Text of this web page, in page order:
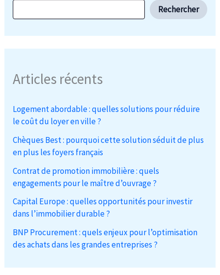
Rechercher
Articles récents
Logement abordable : quelles solutions pour réduire
le coût du loyer en ville ?
Chèques Best : pourquoi cette solution séduit de plus
en plus les foyers français
Contrat de promotion immobilière : quels
engagements pour le maître d’ouvrage ?
Capital Europe : quelles opportunités pour investir
dans l’immobilier durable ?
BNP Procurement : quels enjeux pour l’optimisation
des achats dans les grandes entreprises ?